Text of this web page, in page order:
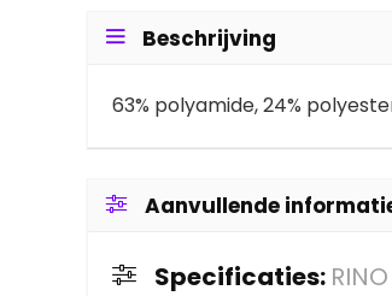
Beschrijving
63% polyamide, 24%
Aanvullende
Specificaties: